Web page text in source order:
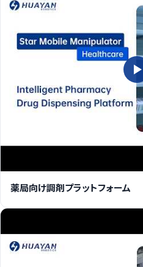
薬局向け調剤プラットフォーム